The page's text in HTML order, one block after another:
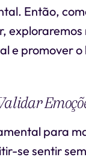
Então,
e promover
para
se sentir